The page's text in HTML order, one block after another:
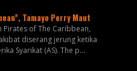
Tamayo Perry Maut
Pirates of The Caribbean,
diserang jerung ketika
Syarikat (AS). The p...